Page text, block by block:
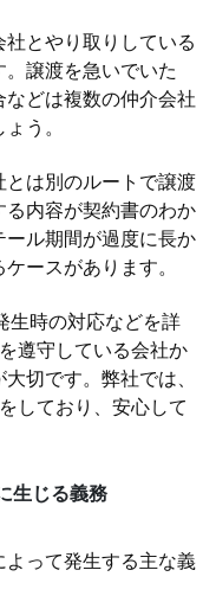
とやり取りしている
譲渡を急いでいた
どは複数の仲介会社
う。
とは別のルートで譲渡
内容が契約書のわか
ール期間が過度に長か
ースがあります。
生時の対応などを詳
遵守している会社か
切です。弊社では、
しており、安心して
生じる義務
って発生する主な義